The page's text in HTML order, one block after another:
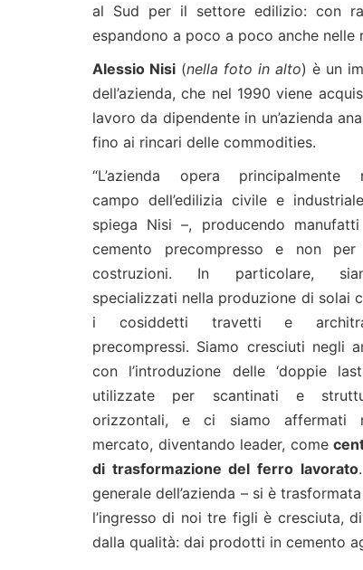
al Sud per il settore edilizio: con
espandono a poco a poco anche
Alessio Nisi (nella foto in alto) è un
dell’azienda, che nel 1990 viene
lavoro da dipendente in un’azienda
fino ai rincari delle commodities.
“L’azienda opera principalmente
campo dell’edilizia civile e
spiega Nisi –, producendo
cemento precompresso e non
costruzioni. In particolare,
specializzati nella produzione di solai
i cosiddetti travetti e
precompressi. Siamo cresciuti negli
con l’introduzione delle ‘doppie
utilizzate per scantinati e
orizzontali, e ci siamo affermati
mercato, diventando leader, come
di trasformazione del ferro lavorato
generale dell’azienda – si è
l’ingresso di noi tre figli è cresciuta,
dalla qualità: dai prodotti in cemento